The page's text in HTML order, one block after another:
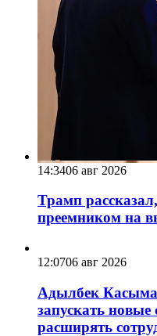
14:3406 авг 2026
Трамп
преемником на
12:0706 авг 2026
Адылбек
запускать
расширять